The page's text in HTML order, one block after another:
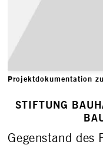
Projektdokumentation
STIFTUNG
Gegenstand des